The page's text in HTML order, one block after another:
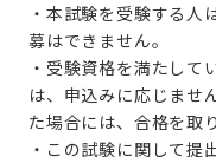
・本試験を受験する人
募はできません。
・受験資格を満たして
は、申込みに応じませ
た場合には、合格を取
・この試験に関して提